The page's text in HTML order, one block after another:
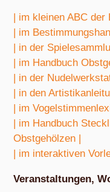
| im kleinen ABC der
| im
| in der
| im Handbuch
| in der
| in den
| im
| im Handbuch
Obstgehölzen |
| im interaktiven
Veranstaltungen,